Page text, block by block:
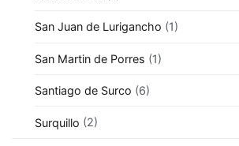
San Juan de Lurigancho (1)
San Martin de Porres (1)
Santiago de Surco (6)
Surquillo (2)